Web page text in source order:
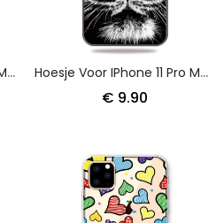
Leren Hoesje IPhone 11 Pro Max Gebloemde String Hoesje Voor IPhone 11 Pro Max Zwart-Witte Tijger
€ 9.90